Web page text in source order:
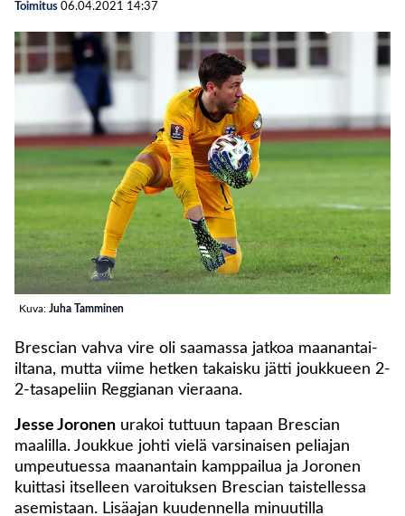
Toimitus 06.04.2021 14:37
Kuva: Juha Tamminen
Brescian vahva vire oli saamassa jatkoa maanantai-
iltana, mutta viime hetken takaisku jätti joukkueen 2-
2-tasapeliin Reggianan vieraana.
Jesse Joronen urakoi tuttuun tapaan Brescian
maalilla. Joukkue johti vielä varsinaisen peliajan
umpeutuessa maanantain kamppailua ja Joronen
kuittasi itselleen varoituksen Brescian taistellessa
asemistaan. Lisäajan kuudennella minuutilla